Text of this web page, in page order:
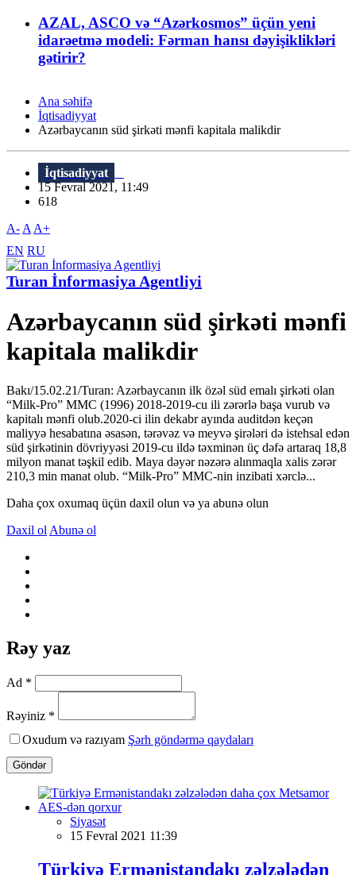
AZAL, ASCO və “Azərkosmos” üçün yeni
idarəetmə modeli: Fərman hansı dəyişiklikləri
gətirir?
Ana səhifə
İqtisadiyyat
Azərbaycanın süd şirkəti mənfi kapitala malikdir
İqtisadiyyat
15 Fevral 2021, 11:49
618
A- A A+
EN RU
Turan İnformasiya Agentliyi
Azərbaycanın süd şirkəti mənfi
kapitala malikdir
Bakı/15.02.21/Turan: Azərbaycanın ilk özəl süd emalı şirkəti olan
“Milk-Pro” MMC (1996) 2018-2019-cu ili zərərlə başa vurub və
kapitalı mənfi olub.2020-ci ilin dekabr ayında auditdən keçən
maliyyə hesabatına əsasən, tərəvəz və meyvə şirələri də istehsal edən
süd şirkətinin dövriyyəsi 2019-cu ildə təxminən üç dəfə artaraq 18,8
milyon manat təşkil edib. Maya dəyər nəzərə alınmaqla xalis zərər
210,3 min manat olub. “Milk-Pro” MMC-nin inzibati xərclə...
Daha çox oxumaq üçün daxil olun və ya abunə olun
Daxil ol Abunə ol
Rəy yaz
Ad *
Rəyiniz *
Oxudum və razıyam Şərh göndərmə qaydaları
Göndər
Siyasət
15 Fevral 2021 11:39
Türkiyə Ermənistandakı zəlzələdən